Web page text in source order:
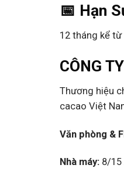
📅 Hạn
12 tháng kể từ
CÔNG
Thương hiệu
cacao Việt
Văn phòng &
Nhà máy: 8/15